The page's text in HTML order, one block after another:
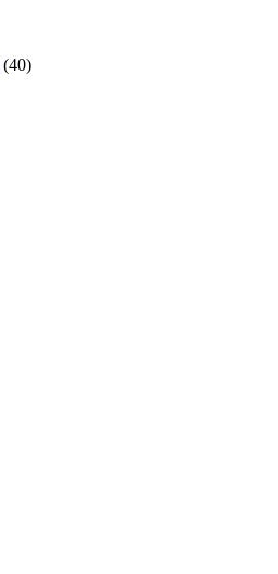
(40)